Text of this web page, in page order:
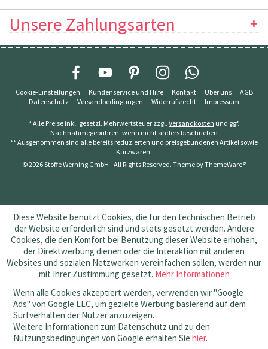
Unsere Zahlungsarten
Cookie-Einstellungen Kundenservice und Hilfe Kontakt Über uns
AGB
Datenschutz
Versandbedingungen Widerrufsrecht Impressum
* Alle Preise inkl. gesetzl. Mehrwertsteuer zzgl. Versandkosten und ggf.
Nachnahmegebühren, wenn nicht anders beschrieben
** Ausgenommen sind alle bereits reduzierten und preisgebundenen Artikel sowie
Kurzwaren.
© 2026 Stoffe Werning GmbH - All Rights Reserved. Theme byThemeWare®
Diese Website benutzt Cookies, die für den technischen Betrieb
der Website erforderlich sind und stets gesetzt werden. Andere
Cookies, die den Komfort bei Benutzung dieser Website erhöhen,
der Direktwerbung dienen oder die Interaktion mit anderen
Websites und sozialen Netzwerken vereinfachen sollen, werden nur
mit Ihrer Zustimmung gesetzt. Mehr Informationen
Wenn alle Cookies akzeptiert werden, verwenden wir "Google
Ads" von Google LLC, um gezielte Werbung basierend auf dem
Surfverhalten der Nutzer anzuzeigen.
Weitere Informationen zum Datenschutz und zu den
Nutzungsbedingungen von Google erhalten Sie hier.